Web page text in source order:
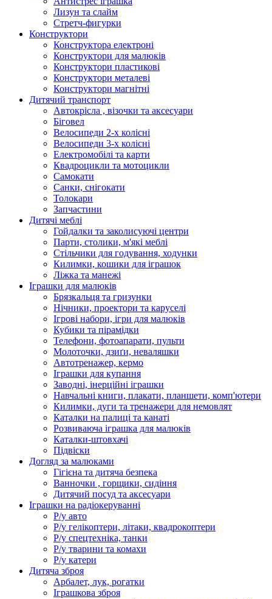
Лизун та слайм
Стретч-фигурки
Конструктори
Конструктора електроні
Конструктори для малюків
Конструктори пластикові
Конструктори металеві
Конструктори магнітні
Дитячий транспорт
Автокрісла , візочки та аксесуари
Біговел
Велосипеди 2-х колісні
Велосипеди 3-х колісні
Електромобілі та карти
Квадроцикли та мотоцикли
Самокати
Санки, снігокати
Толокари
Запчастини
Дитячі меблі
Гойдалки та заколисуючі центри
Парти, столики, м'які меблі
Стільчики для годування, ходунки
Килимки, кошики для іграшок
Ліжка та манежі
Іграшки для малюків
Брязкальця та гризунки
Нічники, проектори та каруселі
Ігрові набори, ігри для малюків
Кубики та пірамідки
Телефони, фотоапарати, пульти
Молоточки, дзиґи, неваляшки
Автотренажер, кермо
Іграшки для купання
Заводні, інерційні іграшки
Навчальні книги, плакати, планшети, комп'ютери
Килимки, дуги та тренажери для немовлят
Каталки на палиці та канаті
Розвиваюча іграшка для малюків
Каталки-штовхачі
Підвіски
Догляд за малюками
Гігієна та дитяча безпека
Ванночки , горщики, сидіння
Дитячий посуд та аксесуари
Іграшки на радіокеруванні
Р/у авто
Р/у гелікоптери, літаки, квадрокоптери
Р/у спецтехніка, танки
Р/у тварини та комахи
Р/у катери
Дитяча зброя
Арбалет, лук, рогатки
Іграшкова зброя